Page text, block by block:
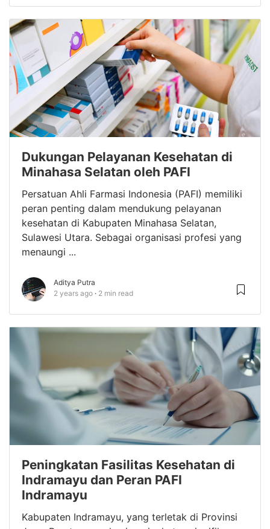
Dukungan Pelayanan Kesehatan di
Minahasa Selatan oleh PAFI
Persatuan Ahli Farmasi Indonesia (PAFI) memiliki
peran penting dalam mendukung pelayanan
kesehatan di Kabupaten Minahasa Selatan,
Sulawesi Utara. Sebagai organisasi profesi yang
menaungi ...
Aditya Putra
2 years ago
2 min read
Peningkatan Fasilitas Kesehatan di
Indramayu dan Peran PAFI
Indramayu
Kabupaten Indramayu, yang terletak di Provinsi